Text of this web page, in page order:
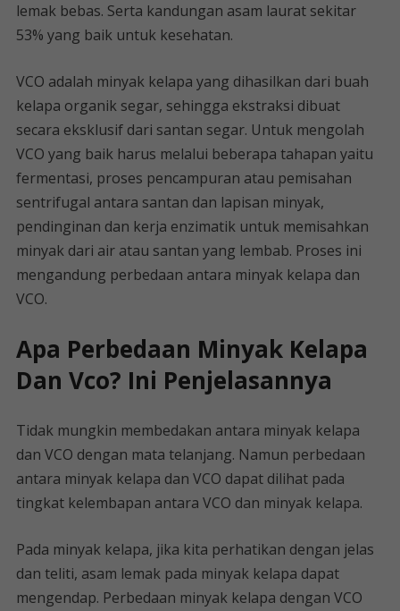
lemak bebas. Serta kandungan asam laurat sekitar
53% yang baik untuk kesehatan.
VCO adalah minyak kelapa yang dihasilkan dari buah
kelapa organik segar, sehingga ekstraksi dibuat
secara eksklusif dari santan segar. Untuk mengolah
VCO yang baik harus melalui beberapa tahapan yaitu
fermentasi, proses pencampuran atau pemisahan
sentrifugal antara santan dan lapisan minyak,
pendinginan dan kerja enzimatik untuk memisahkan
minyak dari air atau santan yang lembab. Proses ini
mengandung perbedaan antara minyak kelapa dan
VCO.
Apa Perbedaan Minyak Kelapa
Dan Vco? Ini Penjelasannya
Tidak mungkin membedakan antara minyak kelapa
dan VCO dengan mata telanjang. Namun perbedaan
antara minyak kelapa dan VCO dapat dilihat pada
tingkat kelembapan antara VCO dan minyak kelapa.
Pada minyak kelapa, jika kita perhatikan dengan jelas
dan teliti, asam lemak pada minyak kelapa dapat
mengendap. Perbedaan minyak kelapa dengan VCO